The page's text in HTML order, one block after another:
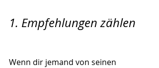
1. Empfehlungen zählen
Wenn dir jemand von seinen